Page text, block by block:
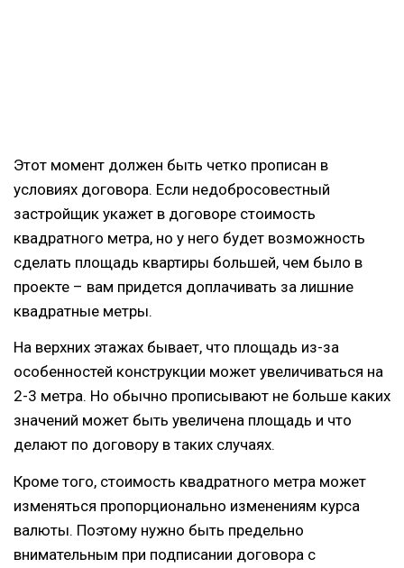
Этот момент должен быть четко прописан в
условиях договора. Если недобросовестный
застройщик укажет в договоре стоимость
квадратного метра, но у него будет возможность
сделать площадь квартиры большей, чем было в
проекте – вам придется доплачивать за лишние
квадратные метры.
На верхних этажах бывает, что площадь из-за
особенностей конструкции может увеличиваться на
2-3 метра. Но обычно прописывают не больше каких
значений может быть увеличена площадь и что
делают по договору в таких случаях.
Кроме того, стоимость квадратного метра может
изменяться пропорционально изменениям курса
валюты. Поэтому нужно быть предельно
внимательным при подписании договора с